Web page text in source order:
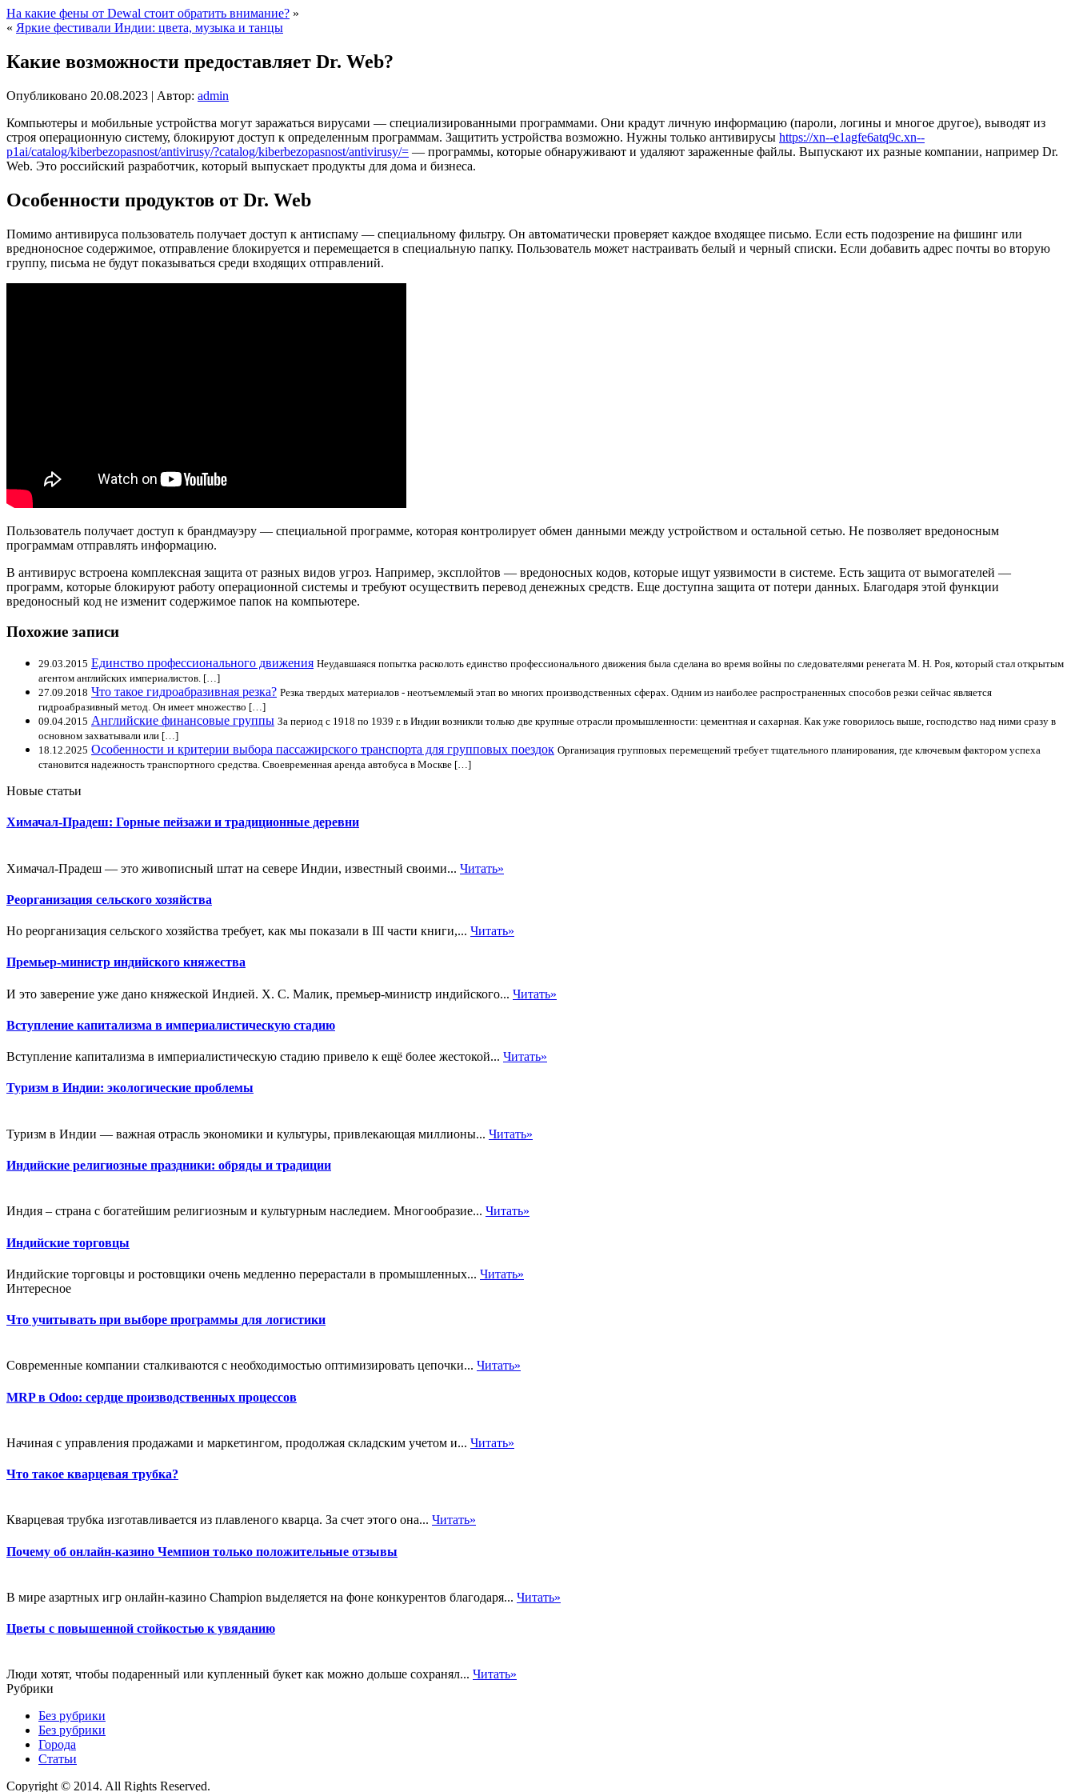
На какие фены от Dewal стоит обратить внимание? »
« Яркие фестивали Индии: цвета, музыка и танцы
Какие возможности предоставляет Dr. Web?
Опубликовано 20.08.2023 | Автор: admin
Компьютеры и мобильные устройства могут заражаться вирусами — специализированными программами. Они крадут личную информацию (пароли, логины и многое другое), выводят из
строя операционную систему, блокируют доступ к определенным программам. Защитить устройства возможно. Нужны только антивирусы https://xn--e1agfe6atq9c.xn--
p1ai/catalog/kiberbezopasnost/antivirusy/?catalog/kiberbezopasnost/antivirusy/= — программы, которые обнаруживают и удаляют зараженные файлы. Выпускают их разные компании, например Dr.
Web. Это российский разработчик, который выпускает продукты для дома и бизнеса.
Особенности продуктов от Dr. Web
Помимо антивируса пользователь получает доступ к антиспаму — специальному фильтру. Он автоматически проверяет каждое входящее письмо. Если есть подозрение на фишинг или
вредноносное содержимое, отправление блокируется и перемещается в специальную папку. Пользователь может настраивать белый и черный списки. Если добавить адрес почты во вторую
группу, письма не будут показываться среди входящих отправлений.
Пользователь получает доступ к брандмауэру — специальной программе, которая контролирует обмен данными между устройством и остальной сетью. Не позволяет вредоносным
программам отправлять информацию.
В антивирус встроена комплексная защита от разных видов угроз. Например, эксплойтов — вредоносных кодов, которые ищут уязвимости в системе. Есть защита от вымогателей —
программ, которые блокируют работу операционной системы и требуют осуществить перевод денежных средств. Еще доступна защита от потери данных. Благодаря этой функции
вредоносный код не изменит содержимое папок на компьютере.
Похожие записи
29.03.2015 Единство профессионального движения Неудавшаяся попытка расколоть единство профессионального движения была сделана во время войны по следователями ренегата М. Н. Роя, который стал открытым
агентом английских империалистов. […]
27.09.2018 Что такое гидроабразивная резка? Резка твердых материалов - неотъемлемый этап во многих производственных сферах. Одним из наиболее распространенных способов резки сейчас является
гидроабразивный метод. Он имеет множество […]
09.04.2015 Английские финансовые группы За период с 1918 по 1939 г. в Индии возникли только две крупные отрасли промышленности: цементная и сахарная. Как уже говорилось выше, господство над ними сразу в
основном захватывали или […]
18.12.2025 Особенности и критерии выбора пассажирского транспорта для групповых поездок Организация групповых перемещений требует тщательного планирования, где ключевым фактором успеха
становится надежность транспортного средства. Своевременная аренда автобуса в Москве […]
Новые статьи
Химачал-Прадеш: Горные пейзажи и традиционные деревни
Химачал-Прадеш — это живописный штат на севере Индии, известный своими... Читать»
Реорганизация сельского хозяйства
Но реорганизация сельского хозяйства требует, как мы показали в III части книги,... Читать»
Премьер-министр индийского княжества
И это заверение уже дано княжеской Индией. X. С. Малик, премьер-министр индийского... Читать»
Вступление капитализма в империалистическую стадию
Вступление капитализма в империалистическую стадию привело к ещё более жестокой... Читать»
Туризм в Индии: экологические проблемы
Туризм в Индии — важная отрасль экономики и культуры, привлекающая миллионы... Читать»
Индийские религиозные праздники: обряды и традиции
Индия – страна с богатейшим религиозным и культурным наследием. Многообразие... Читать»
Индийские торговцы
Индийские торговцы и ростовщики очень медленно перерастали в промышленных... Читать»
Интересное
Что учитывать при выборе программы для логистики
Современные компании сталкиваются с необходимостью оптимизировать цепочки... Читать»
MRP в Odoo: сердце производственных процессов
Начиная с управления продажами и маркетингом, продолжая складским учетом и... Читать»
Что такое кварцевая трубка?
Кварцевая трубка изготавливается из плавленого кварца. За счет этого она... Читать»
Почему об онлайн-казино Чемпион только положительные отзывы
В мире азартных игр онлайн-казино Champion выделяется на фоне конкурентов благодаря... Читать»
Цветы с повышенной стойкостью к увяданию
Люди хотят, чтобы подаренный или купленный букет как можно дольше сохранял... Читать»
Рубрики
Без рубрики
Без рубрики
Города
Статьи
Copyright © 2014. All Rights Reserved.